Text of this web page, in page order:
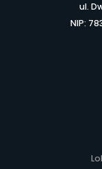
ul.
NIP: